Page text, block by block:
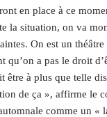
en place à ce
la situation, on va
On est un
qu’on a pas le droit
être à plus que telle
de ça », affirme le
comme un «